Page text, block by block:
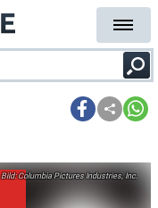
Columbia Pictures Industries, Inc.